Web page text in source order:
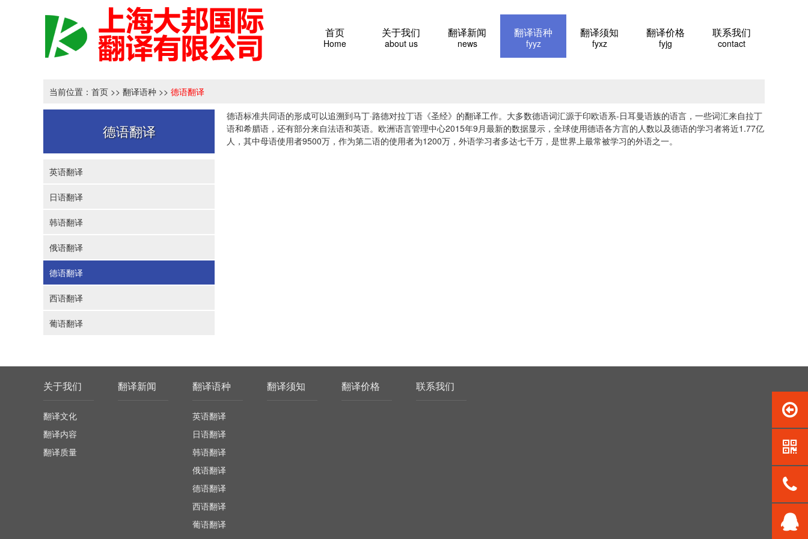
联系我们
contact
翻译价格
fyjg
翻译须知
fyxz
翻译语种
fyyz
翻译新闻
news
关于我们
about us
首页
Home
当前位置： 首页 >> 翻译语种 >> 德语翻译
德语翻译
英语翻译
日语翻译
韩语翻译
俄语翻译
德语翻译
西语翻译
葡语翻译
德语标准共同语的形成可以追溯到马丁·路德对拉丁语《圣经》的翻译工作。大多数德语词汇源于印欧语系-日耳曼语族的语言，一些词汇来自拉丁
语和希腊语，还有部分来自法语和英语。欧洲语言管理中心2015年9月最新的数据显示，全球使用德语各方言的人数以及德语的学习者将近1.77亿
人，其中母语使用者9500万，作为第二语的使用者为1200万，外语学习者多达七千万，是世界上最常被学习的外语之一。
关于我们
翻译文化
翻译内容
翻译质量
翻译新闻 翻译语种
英语翻译
日语翻译
韩语翻译
俄语翻译
德语翻译
西语翻译
葡语翻译
翻译须知 翻译价格 联系我们